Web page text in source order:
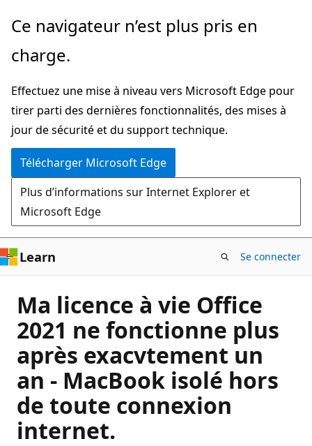
Passer
directement
au
principal
Ce navigateur n’est plus pris en
charge.
Effectuez une mise à niveau vers Microsoft Edge pour
tirer parti des dernières fonctionnalités, des mises à
jour de sécurité et du support technique.
Télécharger Microsoft Edge
Plus d’informations sur Internet Explorer et
Microsoft Edge
Learn Se connecter
Ma licence à vie Office
2021 ne fonctionne plus
après exacvtement un
an - MacBook isolé hors
de toute connexion
internet.